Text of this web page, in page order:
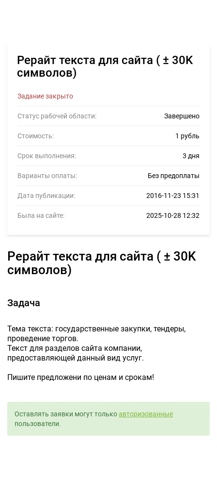
Рерайт текста для сайта ( ± 30K
символов)
Задание закрыто
Статус рабочей области: Завершено
Стоимость: 1 рубль
Срок выполнения: 3 дня
Варианты оплаты: Без предоплаты
Дата публикации: 2016-11-23 15:31
Была на сайте: 2025-10-28 12:32
Рерайт текста для сайта ( ± 30K
символов)
Задача
Тема текста: государственные закупки, тендеры,
проведение торгов.
Текст для разделов сайта компании,
предоставляющей данный вид услуг.
Пишите предложени по ценам и срокам!
Оставлять заявки могут толькоавторизованные
пользователи.